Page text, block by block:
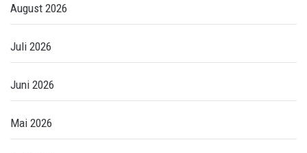
August 2026
Juli 2026
Juni 2026
Mai 2026